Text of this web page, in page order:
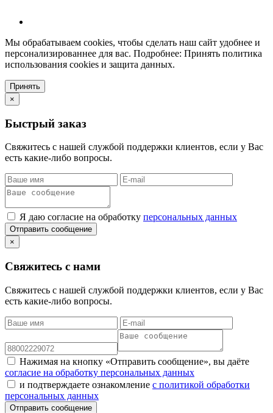
Мы обрабатываем cookies, чтобы сделать наш сайт удобнее и
персонализированнее для вас. Подробнее: Принять политика
использования cookies и защита данных.
Принять
×
Быстрый заказ
Свяжитесь с нашей службой поддержки клиентов, если у Вас
есть какие-либо вопросы.
Я даю согласие на обработку персональных данных
Отправить сообщение
×
Свяжитесь с нами
Свяжитесь с нашей службой поддержки клиентов, если у Вас
есть какие-либо вопросы.
Нажимая на кнопку «Отправить сообщение», вы даёте
согласие на обработку персональных данных
и подтверждаете ознакомление с политикой обработки
персональных данных
Отправить сообщение